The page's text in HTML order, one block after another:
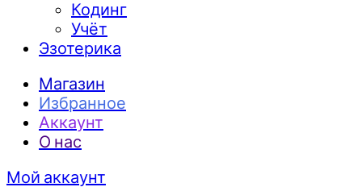
Кодинг
Учёт
Эзотерика
Магазин
Избранное
Аккаунт
О нас
Мой аккаунт